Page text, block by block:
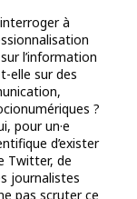
à
l’information
elle sur des
?
pour un·e
d’exister
Twitter, de
journalistes
pas scruter ce